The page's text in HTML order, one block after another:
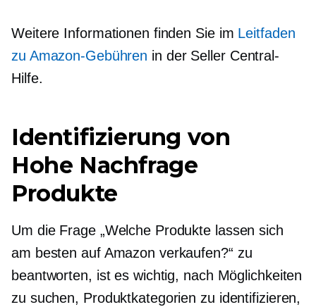
Weitere Informationen finden Sie im Leitfaden
zu Amazon-Gebühren in der Seller Central-
Hilfe.
Identifizierung von
Hohe Nachfrage
Produkte
Um die Frage „Welche Produkte lassen sich
am besten auf Amazon verkaufen?“ zu
beantworten, ist es wichtig, nach Möglichkeiten
zu suchen, Produktkategorien zu identifizieren,